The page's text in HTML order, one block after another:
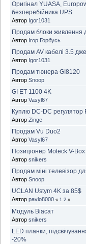
Оригінал YUASA,
безперебійника UPS
Автор Igor1031
Продам блоки живлення
Автор Ігор Горбусь
Продам AV кабелі 3.5
Автор Igor1031
Продам тюнера GI8120
Автор Snoop
GI ET 1100 4K
Автор Vasyl67
Куплю DC-DC регулятор
Автор Zinge
Продам Vu Duo2
Автор Vasyl67
Позиціонер Moteck V-
Автор snikers
Продам міні телевізор
Автор Snoop
UCLAN Ustym 4K за 85$
Автор pavlo8000 « 1 2 »
Модуль Віасат
Автор snikers
LED планки,
-20%